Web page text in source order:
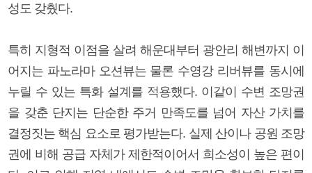
성도 갖췄다.
특히 지형적 이점을 살려 해운대부터 광안리 해변까지 이
어지는 파노라마 오션뷰는 물론 수영강 리버뷰를 동시에
누릴 수 있는 특화 설계를 적용했다. 이같이 수변 조망권
을 갖춘 단지는 단순한 주거 만족도를 넘어 자산 가치를
결정짓는 핵심 요소로 평가받는다. 실제 산이나 공원 조망
권에 비해 공급 자체가 제한적이어서 희소성이 높은 편이